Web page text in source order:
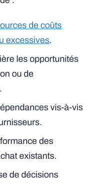
de coûts
excessives.
les opportunités
ou de
vis-à-vis
des
existants.
de décisions